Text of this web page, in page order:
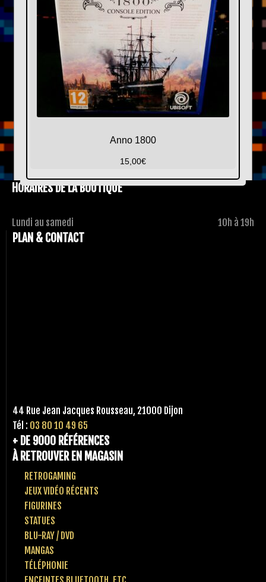
Anno 1800
15,00€
HORAIRES DE LA BOUTIQUE
Lundi au samedi 10h à 19h
PLAN & CONTACT
44 Rue Jean Jacques Rousseau, 21000 Dijon
Tél : 03 80 10 49 65
+ DE 9000 RÉFÉRENCES
À RETROUVER EN MAGASIN
RETROGAMING
JEUX VIDÉO RÉCENTS
FIGURINES
STATUES
BLU-RAY / DVD
MANGAS
TÉLÉPHONIE